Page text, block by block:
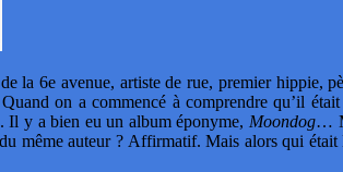
la 6e avenue, artiste de rue, premier
on a commencé à comprendre qu’il
Il y a bien eu un album éponyme, Moondog…
même auteur ? Affirmatif. Mais alors qui